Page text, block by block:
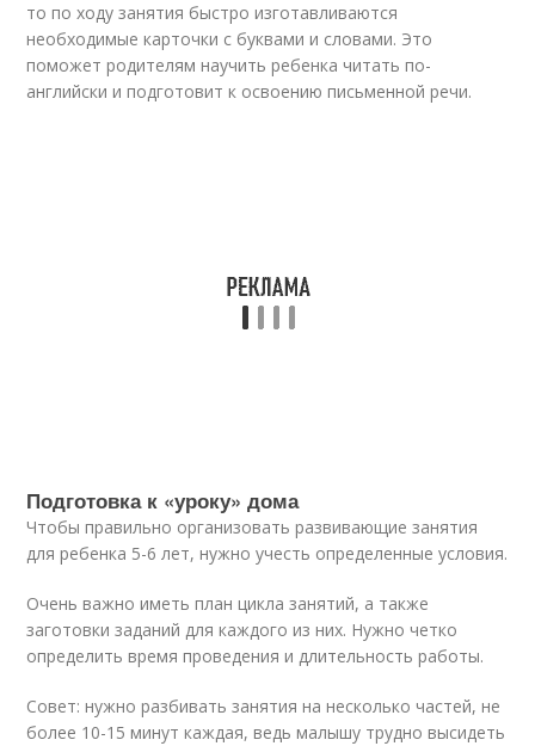
то по ходу занятия быстро изготавливаются
необходимые карточки с буквами и словами. Это
поможет родителям научить ребенка читать по-
английски и подготовит к освоению письменной речи.
Подготовка к «уроку» дома
Чтобы правильно организовать развивающие занятия
для ребенка 5-6 лет, нужно учесть определенные условия.
Очень важно иметь план цикла занятий, а также
заготовки заданий для каждого из них. Нужно четко
определить время проведения и длительность работы.
Совет: нужно разбивать занятия на несколько частей, не
более 10-15 минут каждая, ведь малышу трудно высидеть